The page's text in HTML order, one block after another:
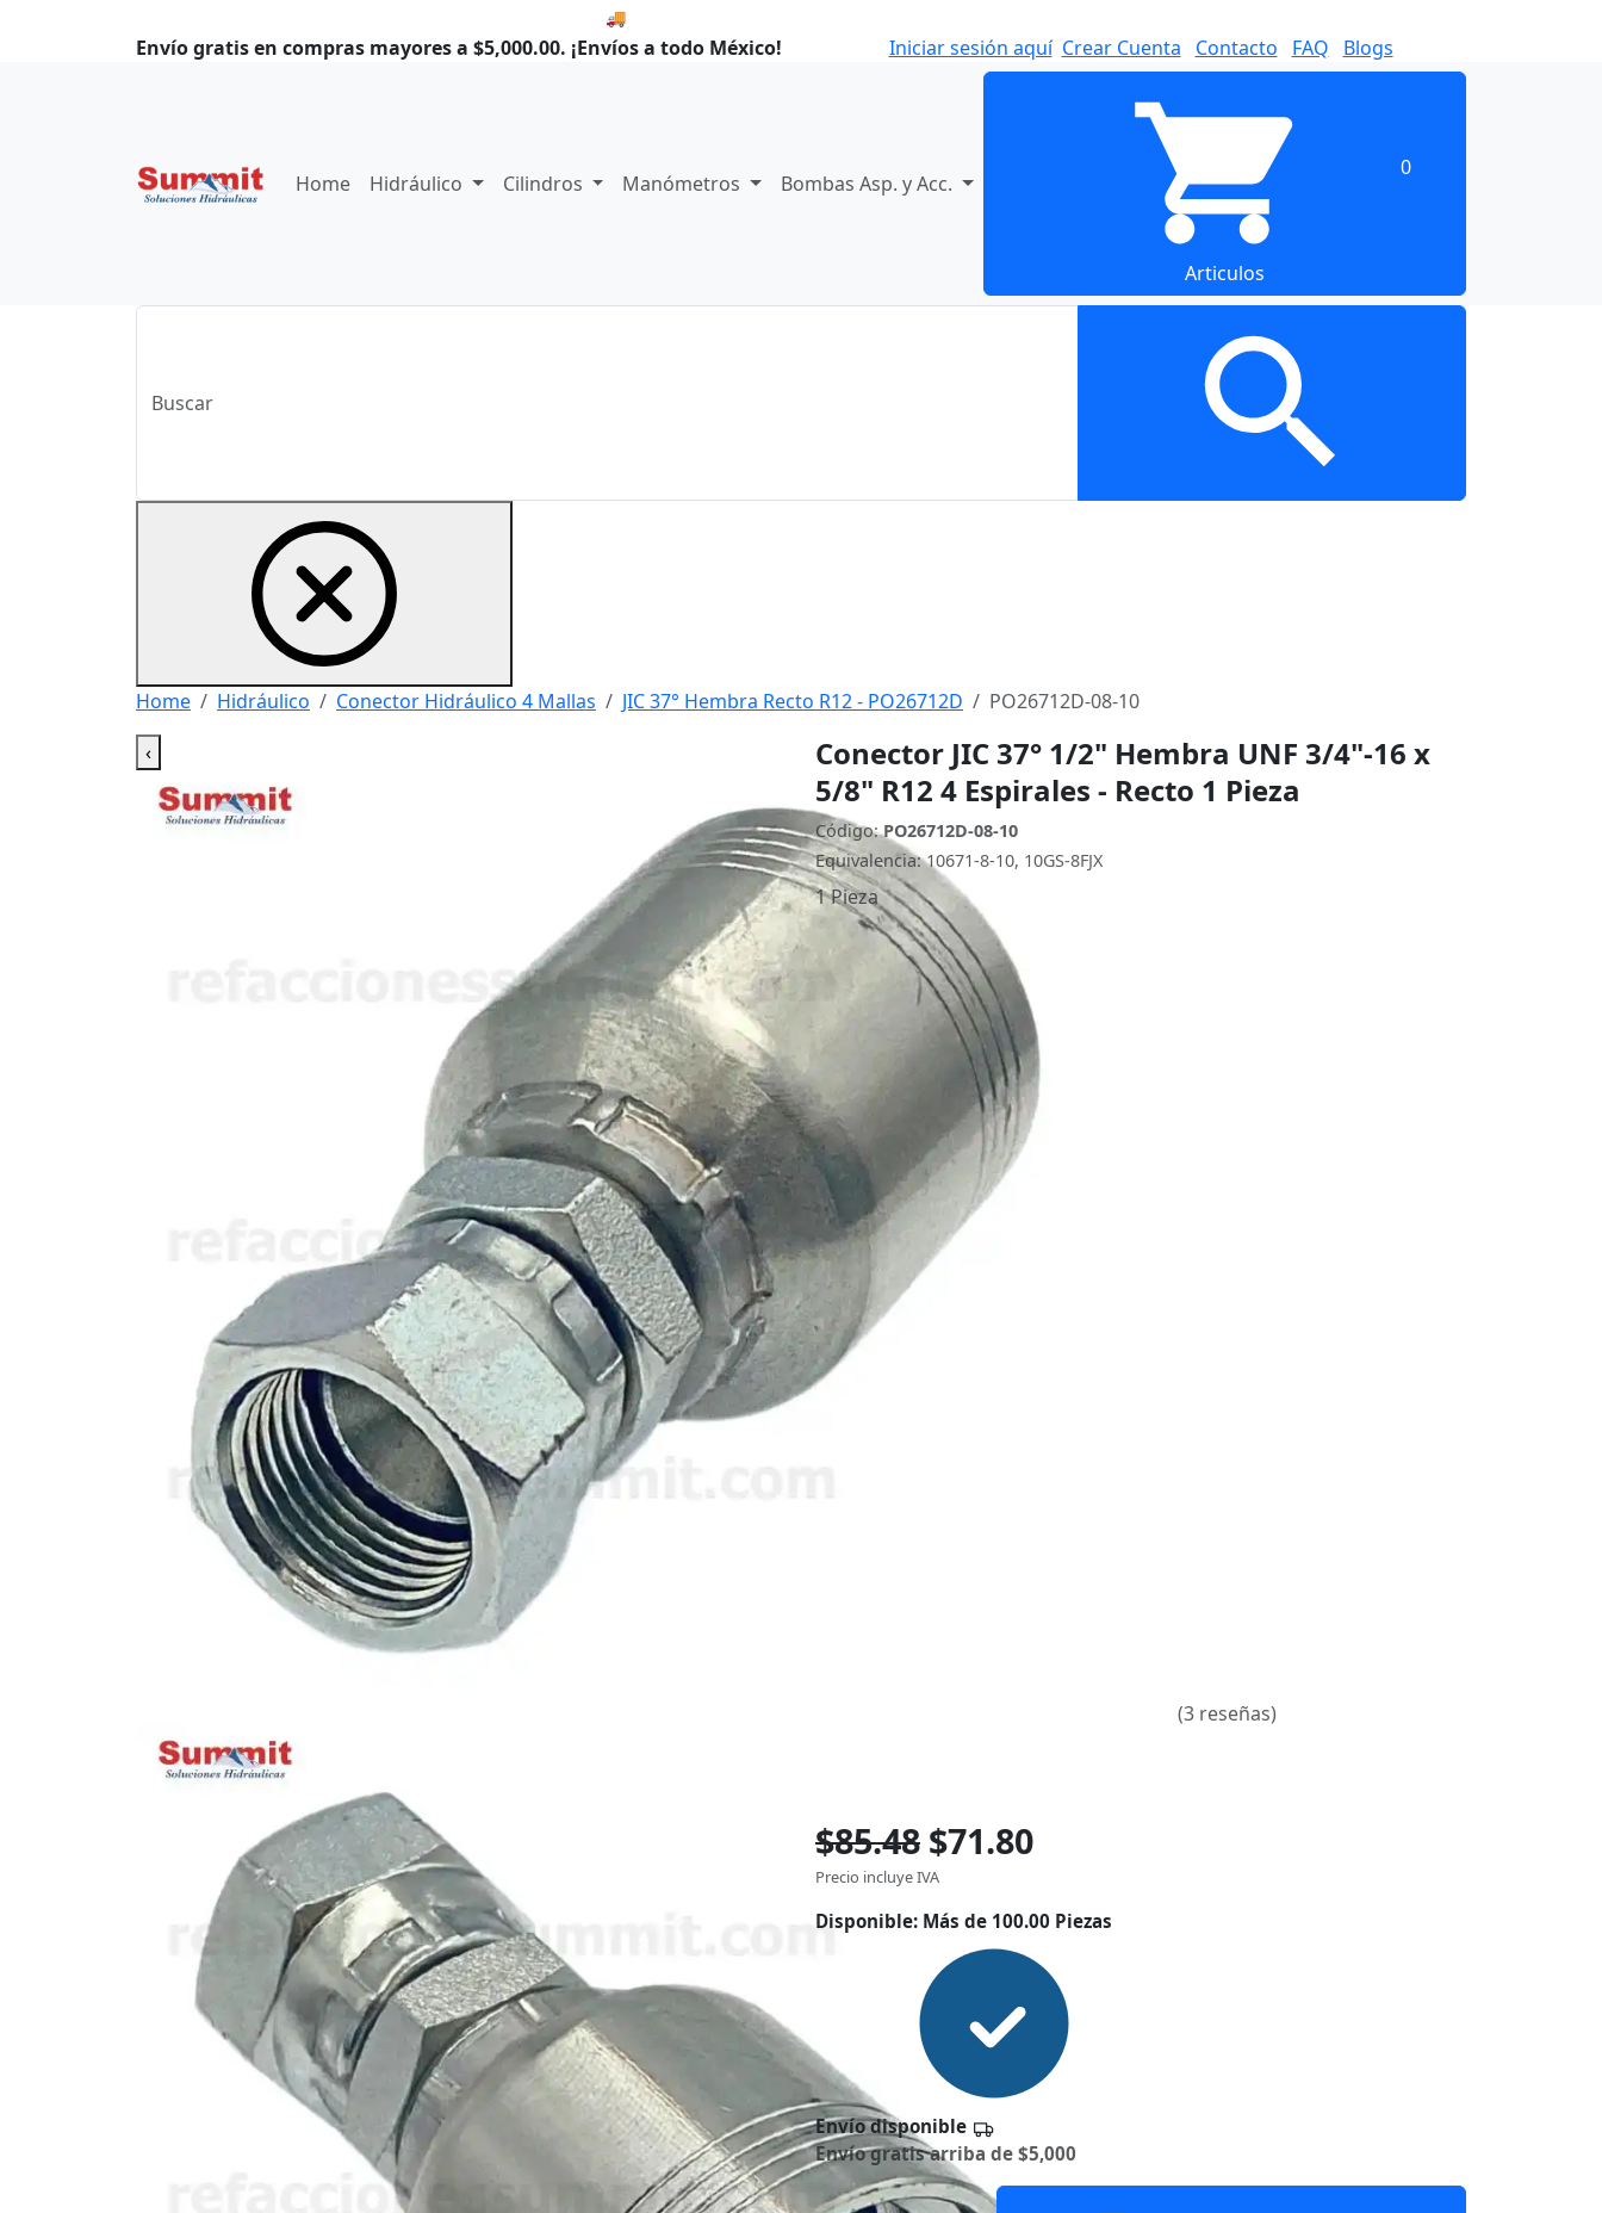
🚚 Envío el Lunes, 10 de agosto si compras hoy.
Envío gratis en compras mayores a $5,000.00. ¡Envíos a todo México! Iniciar sesión aquí Crear Cuenta Contacto FAQ Blogs
Home Hidráulico Cilindros Manómetros Bombas Asp. y Acc.
0
Articulos
Home Hidráulico Conector Hidráulico 4 Mallas JIC 37° Hembra Recto R12 - PO26712D
PO26712D-08-10
‹
Conector JIC 37° 1/2" Hembra UNF 3/4"-16 x
5/8" R12 4 Espirales - Recto 1 Pieza
Código:PO26712D-08-10
Equivalencia: 10671-8-10, 10GS-8FJX
1 Pieza
(3 reseñas)
$85.48 $71.80
Precio incluye IVA
Disponible: Más de 100.00 Piezas
Envío disponible
Envío gratis arriba de $5,000